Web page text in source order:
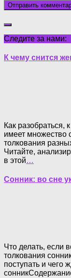
Следите за нами:
К чему снится
Как разобраться,
имеет множество
толкования
Читайте,
в этой…
Сонник: во сне
Что делать, если
толкования
поступать и чего